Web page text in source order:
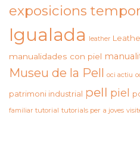
exposicions
Igualada leather
manualidades con piel
Museu de la Pell oci actiu
patrimoni industrial pell piel
familiar tutorial tutorials per a joves